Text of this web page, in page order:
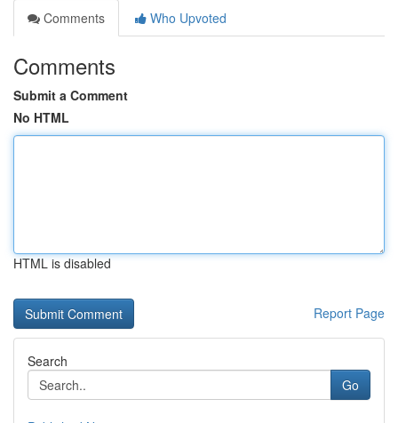
Comments
Who Upvoted
Comments
Submit a Comment
No HTML
HTML is disabled
Report Page
Search
Go